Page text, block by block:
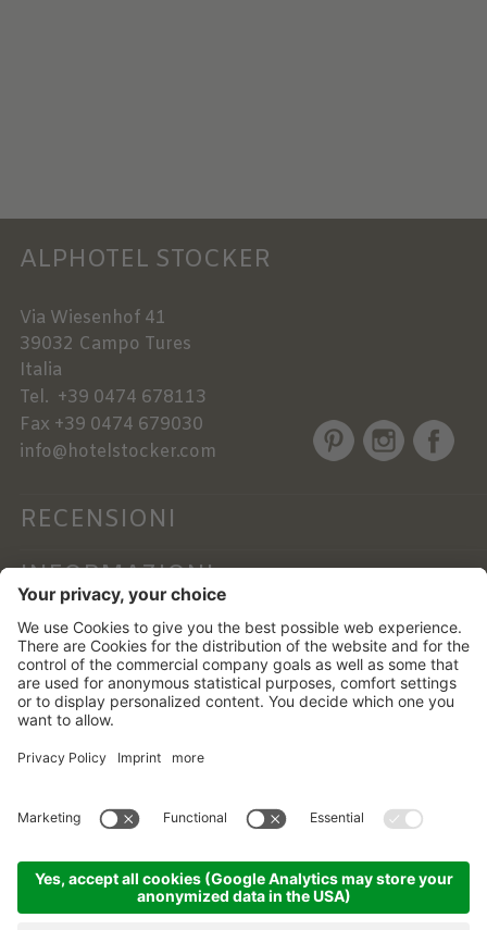
ALPHOTEL STOCKER
Via Wiesenhof 41
39032 Campo Tures
Italia
Tel. +39 0474 678113
Fax +39 0474 679030
info@hotelstocker.com
RECENSIONI
INFORMAZIONI
NEWSLETTER
Alphotel Stocker.Part. IVA 01756760219 .